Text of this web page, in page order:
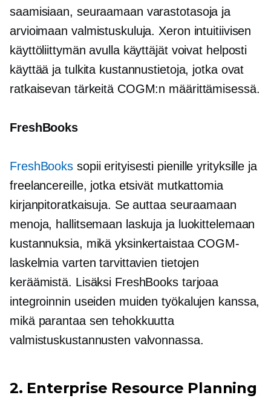
saamisiaan, seuraamaan varastotasoja ja
arvioimaan valmistuskuluja. Xeron intuitiivisen
käyttöliittymän avulla käyttäjät voivat helposti
käyttää ja tulkita kustannustietoja, jotka ovat
ratkaisevan tärkeitä COGM:n määrittämisessä.
FreshBooks
FreshBooks sopii erityisesti pienille yrityksille ja
freelancereille, jotka etsivät mutkattomia
kirjanpitoratkaisuja. Se auttaa seuraamaan
menoja, hallitsemaan laskuja ja luokittelemaan
kustannuksia, mikä yksinkertaistaa COGM-
laskelmia varten tarvittavien tietojen
keräämistä. Lisäksi FreshBooks tarjoaa
integroinnin useiden muiden työkalujen kanssa,
mikä parantaa sen tehokkuutta
valmistuskustannusten valvonnassa.
2. Enterprise Resource Planning